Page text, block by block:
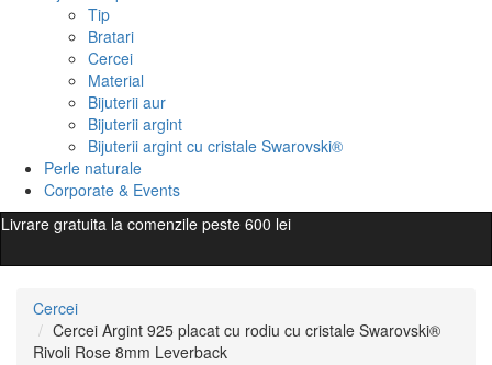
Tip
Bratari
Cercei
Material
Bijuterii aur
Bijuterii argint
Bijuterii argint cu cristale Swarovski®
Perle naturale
Corporate & Events
Livrare gratuita la comenzile peste 600 lei
Cercei
Cercei Argint 925 placat cu rodiu cu cristale Swarovski®
Rivoli Rose 8mm Leverback